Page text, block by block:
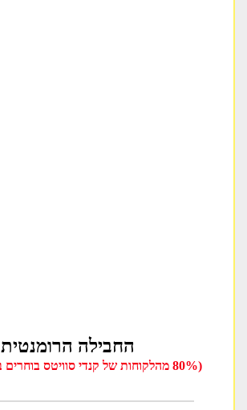
החבילה הרומנטית
(80% מהלקוחות של קנדי סוויטס בוחרים בחבילה הזאת)